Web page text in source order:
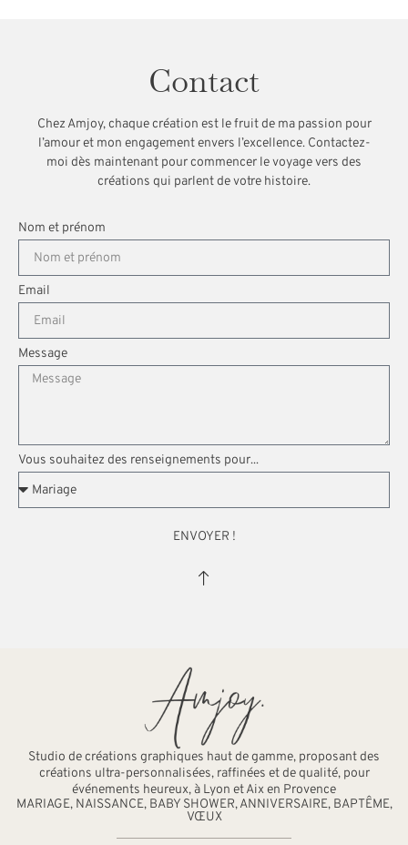
Contact
Chez Amjoy, chaque création est le fruit de ma passion pour
l’amour et mon engagement envers l’excellence. Contactez-
moi dès maintenant pour commencer le voyage vers des
créations qui parlent de votre histoire.
Nom et prénom
Email
Message
Vous souhaitez des renseignements pour...
ENVOYER !
Studio de créations graphiques haut de gamme, proposant des
créations ultra-personnalisées, raffinées et de qualité, pour
événements heureux, à Lyon et Aix en Provence
MARIAGE, NAISSANCE, BABY SHOWER, ANNIVERSAIRE, BAPTÊME,
VŒUX